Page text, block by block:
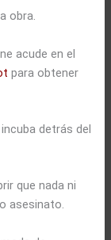
obra.
acude en el
para obtener
detrás del
que nada ni
asesinato.